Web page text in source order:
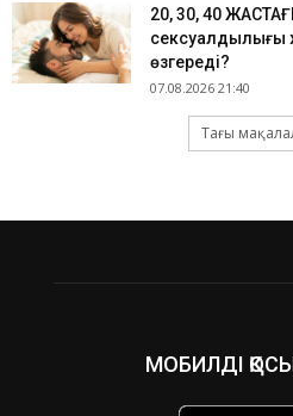
​20, 30, 40
сексуалдылығы
өзгереді?
07.08.2026 21:40
Тағы
МОБИЛДІ